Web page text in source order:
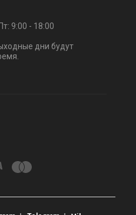
9:00 - 18:00
дни будут